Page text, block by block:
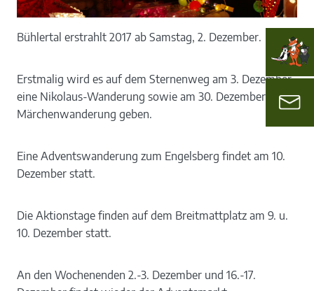
Bühlertal erstrahlt 2017 ab Samstag, 2. Dezember.
Erstmalig wird es auf dem Sternenweg am 3. Dezember
eine Nikolaus-Wanderung sowie am 30. Dezember eine
Märchenwanderung geben.
Eine Adventswanderung zum Engelsberg findet am 10.
Dezember statt.
Die Aktionstage finden auf dem Breitmattplatz am 9. u.
10. Dezember statt.
An den Wochenenden 2.-3. Dezember und 16.-17.